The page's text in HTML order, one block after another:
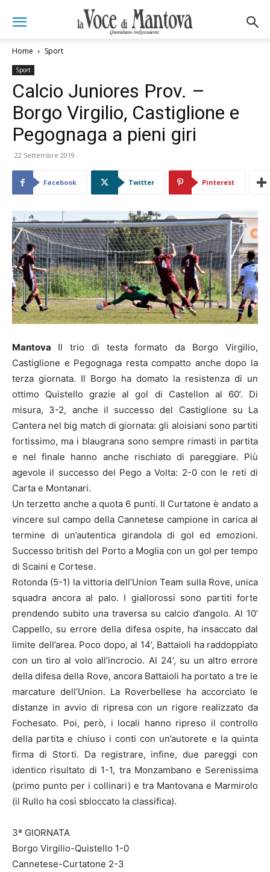
Home Sport
Sport
Calcio Juniores Prov. –
Borgo Virgilio, Castiglione e
Pegognaga a pieni giri
22 Settembre 2019
Facebook Twitter Pinterest
Mantova Il trio di testa formato da Borgo Virgilio,
Castiglione e Pegognaga resta compatto anche dopo la
terza giornata. Il Borgo ha domato la resistenza di un
ottimo Quistello grazie al gol di Castellon al 60’. Di
misura, 3-2, anche il successo del Castiglione su La
Cantera nel big match di giornata: gli aloisiani sono partiti
fortissimo, ma i blaugrana sono sempre rimasti in partita
e nel finale hanno anche rischiato di pareggiare. Più
agevole il successo del Pego a Volta: 2-0 con le reti di
Carta e Montanari.
Un terzetto anche a quota 6 punti. Il Curtatone è andato a
vincere sul campo della Cannetese campione in carica al
termine di un’autentica girandola di gol ed emozioni.
Successo british del Porto a Moglia con un gol per tempo
di Scaini e Cortese.
Rotonda (5-1) la vittoria dell’Union Team sulla Rove, unica
squadra ancora al palo. I giallorossi sono partiti forte
prendendo subito una traversa su calcio d’angolo. Al 10’
Cappello, su errore della difesa ospite, ha insaccato dal
limite dell’area. Poco dopo, al 14’, Battaioli ha raddoppiato
con un tiro al volo all’incrocio. Al 24’, su un altro errore
della difesa della Rove, ancora Battaioli ha portato a tre le
marcature dell’Union. La Roverbellese ha accorciato le
distanze in avvio di ripresa con un rigore realizzato da
Fochesato. Poi, però, i locali hanno ripreso il controllo
della partita e chiuso i conti con un’autorete e la quinta
firma di Storti. Da registrare, infine, due pareggi con
identico risultato di 1-1, tra Monzambano e Serenissima
(primo punto per i collinari) e tra Mantovana e Marmirolo
(il Rullo ha così sbloccato la classifica).
3ª GIORNATA
Borgo Virgilio-Quistello 1-0
Cannetese-Curtatone 2-3